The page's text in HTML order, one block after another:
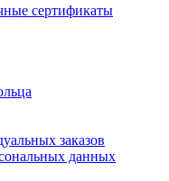
сертификаты
заказов
данных